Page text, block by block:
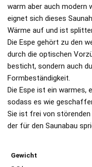
warm aber auch modern
eignet sich dieses
Wärme auf und ist
Die Espe gehört zu den
durch die optischen
besticht, sondern auch
Formbeständigkeit.
Die Espe ist ein warmes,
sodass es wie
Sie ist frei von
der für den Saunabau
Gewicht